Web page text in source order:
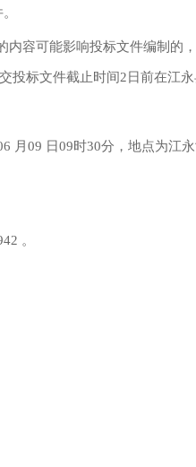
容可能影响投标文件编制的
投标文件截止时间2日前在江
月09 日09时30分，地点为江
。